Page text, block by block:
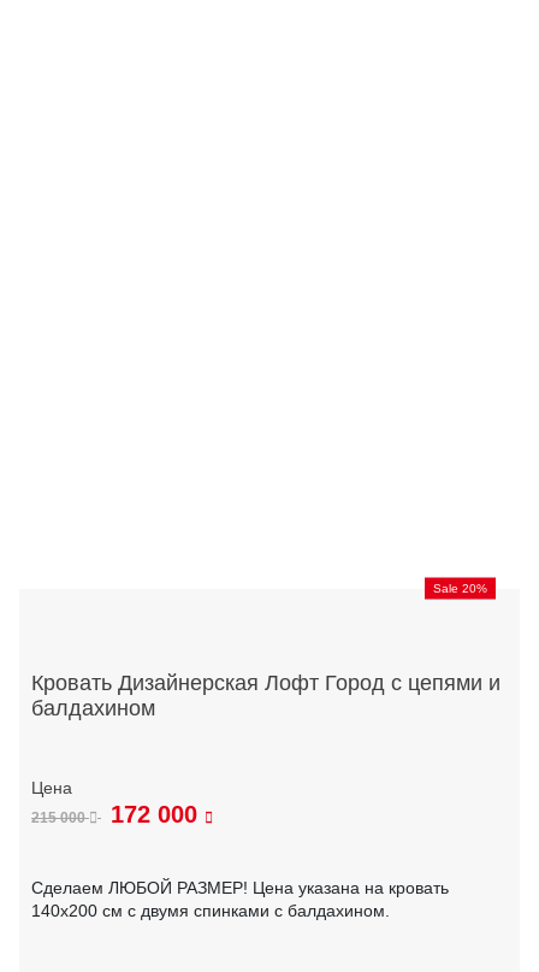
Sale 20%
Кровать Дизайнерская Лофт Город с цепями и
балдахином
215 000 172 000
Сделаем ЛЮБОЙ РАЗМЕР! Цена указана на кровать
140х200 см с двумя спинками с балдахином.